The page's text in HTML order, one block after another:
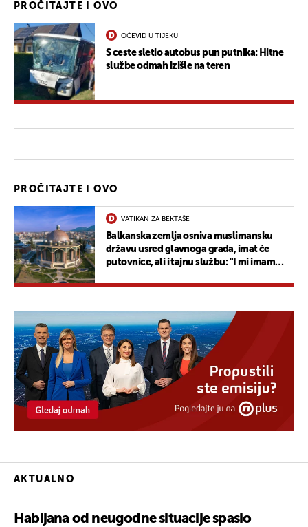
PROČITAJTE I OVO
OČEVID U TIJEKU
S ceste sletio autobus pun putnika: Hitne
službe odmah izišle na teren
PROČITAJTE I OVO
VATIKAN ZA BEKTAŠE
Balkanska zemlja osniva muslimansku
državu usred glavnoga grada, imat će
putovnice, ali i tajnu službu: "I mi imamo
AKTUALNO
Habijana od neugodne situacije spasio